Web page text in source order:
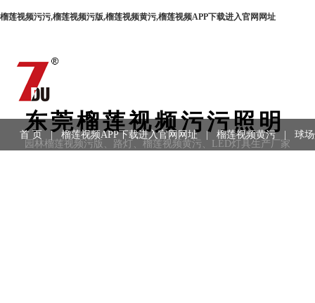
榴莲视频污污,榴莲视频污版,榴莲视频黄污,榴莲视频APP下载进入官网网址
东莞榴莲视频污污照明
园林榴莲视频污版、路灯、榴莲视频黄污、LED灯具生产厂家
首 页 | 榴莲视频APP下载进入官网网址 | 榴莲视频黄污 球